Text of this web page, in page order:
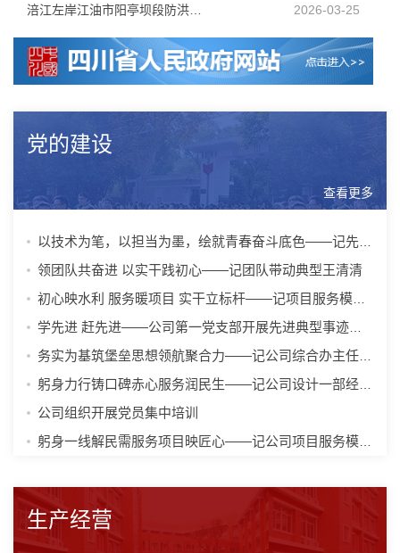
2026-03-25
党的建设
查看更多
以技术为笔，以担当为墨，绘就青春奋斗底色——记先进青年典型王杰
领团队共奋进 以实干践初心——记团队带动典型王清清
初心映水利 服务暖项目 实干立标杆——记项目服务模范典型刘洪
学先进 赶先进——公司第一党支部开展先进典型事迹分享暨总结表彰大会
务实为基筑堡垒思想领航聚合力——记公司综合办主任、团队带动典型苏晓...
躬身力行铸口碑赤心服务润民生——记公司设计一部经理、项目服务模范李...
公司组织开展党员集中培训
躬身一线解民需服务项目映匠心——记公司项目服务模范黄玉兰的“水利为...
生产经营